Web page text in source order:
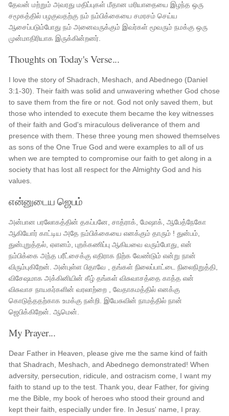
தேவன் மற்றும் அவரது மதிப்புகள் மீதான மரியாதையை இழந்த ஒரு
சமூகத்தில் பழகுவதற்கு நம் நம்பிக்கையை சமரசம் செய்ய
ஆசைப்படும்போது நம் அனைவருக்கும் இவர்கள் மூவரும் நமக்கு ஒரு
முன்மாதிரியாக இருக்கின்றனர்.
Thoughts on Today's Verse...
I love the story of Shadrach, Meshach, and Abednego (Daniel
3:1-30). Their faith was solid and unwavering whether God chose
to save them from the fire or not. God not only saved them, but
those who intended to execute them became the key witnesses
of their faith and God's miraculous deliverance of them and
presence with them. These three young men showed themselves
as sons of the One True God and were examples to all of us
when we are tempted to compromise our faith to get along in a
society that has lost all respect for the Almighty God and his
values.
என்னுடைய ஜெபம்
அன்பான பரலோகத்தின் தகப்பனே, சாத்ராக், மேஷாக், ஆபேத்நேகோ
ஆகியோர் காட்டிய அதே நம்பிக்கையை எனக்கும் தாரும் ! துன்பம்,
துன்புறுத்தல், ஏளனம், புறக்கணிப்பு ஆகியவை வரும்போது, ​​என்
நம்பிக்கை அந்த பரீட்சைக்கு எதிராக நிற்க வேண்டும் என்று நான்
விரும்புகிறேன். அன்புள்ள பிதாவே , தங்கள் நிலைப்பாட்டை நிலைநிறுத்தி,
விசேஷமாக அக்கினியின் கீழ் தங்கள் விசுவாசத்தை காத்த என்
விசுவாச நாயகர்களின் வரலாற்றை , வேதாகமத்தில் எனக்கு
கொடுத்ததற்காக உமக்கு நன்றி. இயேசுவின் நாமத்தில் நான்
ஜெபிக்கிறேன். ஆமென்.
My Prayer...
Dear Father in Heaven, please give me the same kind of faith
that Shadrach, Meshach, and Abednego demonstrated! When
adversity, persecution, ridicule, and ostracism come, I want my
faith to stand up to the test. Thank you, dear Father, for giving
me the Bible, my book of heroes who stood their ground and
kept their faith, especially under fire. In Jesus' name, I pray.